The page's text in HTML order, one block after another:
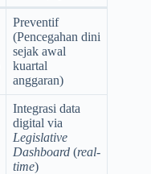
Preventif
(Pencegahan dini
sejak awal
kuartal
anggaran)
Integrasi data
digital via
Legislative
Dashboard (real-
time)